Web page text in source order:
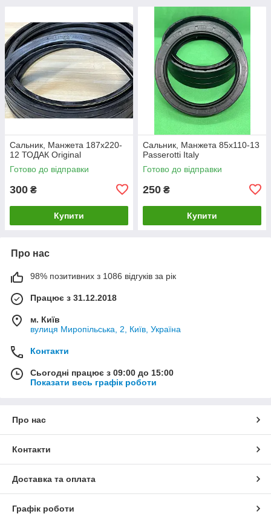
Сальник, Манжета 187х220-
12 ТОДАК Original
Готово до відправки
300 ₴
Купити
Сальник, Манжета 85х110-13
Passerotti Italy
Готово до відправки
250 ₴
Купити
Про нас
98% позитивних з 1086 відгуків за рік
Працює з 31.12.2018
м. Київ
вулиця Миропільська, 2, Київ, Україна
Контакти
Сьогодні працює з 09:00 до 15:00
Показати весь графік роботи
Про нас
Контакти
Доставка та оплата
Графік роботи